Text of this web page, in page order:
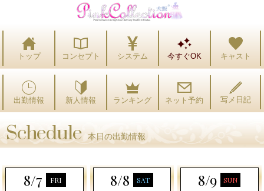
トップ コンセプト システム 今すぐOK キャスト
出勤情報 新人情報 ランキング ネット予約 写メ日記
Schedule 本日の出勤情報
8/7 FRI 8/8 SAT 8/9 SUN